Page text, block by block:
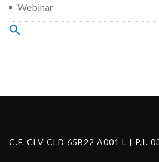
Webinar
Search
C.F. CLV CLD 65B22 A001 L | P.I.